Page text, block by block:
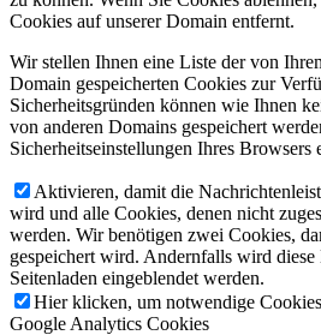
Cookies auf unserer Domain entfernt.
Wir stellen Ihnen eine Liste der von
Domain gespeicherten Cookies zur
Sicherheitsgründen können wie Ihnen
von anderen Domains gespeichert
Sicherheitseinstellungen Ihres Browsers
Aktivieren, damit die
wird und alle Cookies, denen nicht
werden. Wir benötigen zwei Cookies,
gespeichert wird. Andernfalls wird
Seitenladen eingeblendet werden.
Hier klicken, um notwendige
Google Analytics Cookies